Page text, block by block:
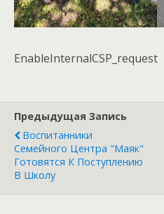
EnableInternalCSP_request
Предыдущая Запись
Воспитанники
Семейного Центра "Маяк"
Готовятся К Поступлению
В Школу